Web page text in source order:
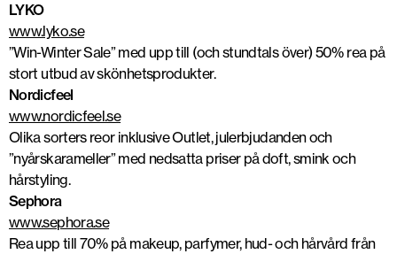
LYKO
www.lyko.se
”Win-Winter Sale” med upp till (och stundtals över) 50% rea på
stort utbud av skönhetsprodukter.
Nordicfeel
www.nordicfeel.se
Olika sorters reor inklusive Outlet, julerbjudanden och
”nyårskarameller” med nedsatta priser på doft, smink och
hårstyling.
Sephora
www.sephora.se
Rea upp till 70% på makeup, parfymer, hud- och hårvård från